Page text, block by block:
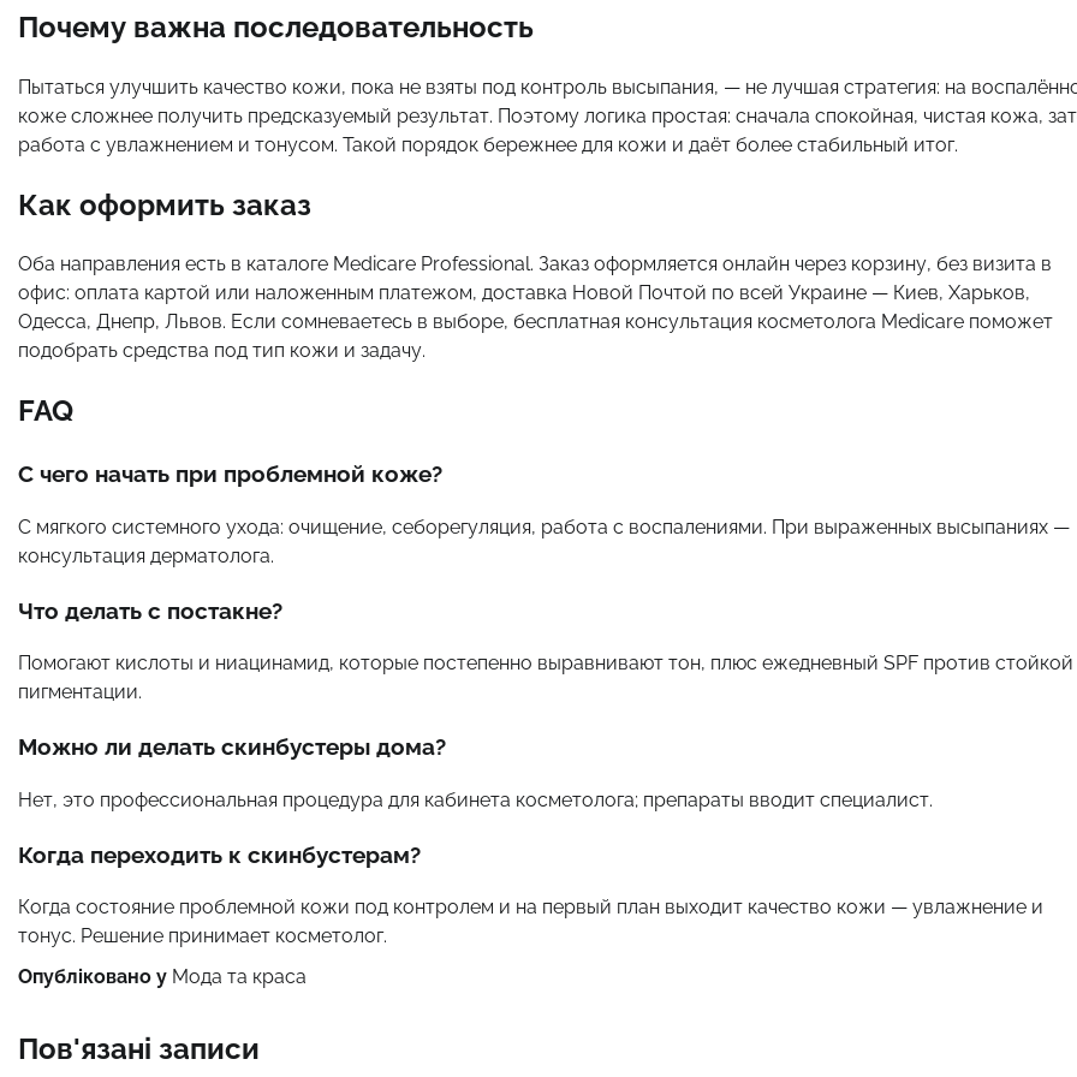
Почему важна последовательность
Пытаться улучшить качество кожи, пока не взяты под контроль высыпания, — не лучшая стратегия: на
коже сложнее получить предсказуемый результат. Поэтому логика простая: сначала спокойная, чистая кожа,
работа с увлажнением и тонусом. Такой порядок бережнее для кожи и даёт более стабильный итог.
Как оформить заказ
Оба направления есть в каталоге Medicare Professional. Заказ оформляется онлайн через корзину, без визита в
офис: оплата картой или наложенным платежом, доставка Новой Почтой по всей Украине — Киев, Харьков,
Одесса, Днепр, Львов. Если сомневаетесь в выборе, бесплатная консультация косметолога Medicare поможет
подобрать средства под тип кожи и задачу.
FAQ
С чего начать при проблемной коже?
С мягкого системного ухода: очищение, себорегуляция, работа с воспалениями. При выраженных высыпаниях —
консультация дерматолога.
Что делать с постакне?
Помогают кислоты и ниацинамид, которые постепенно выравнивают тон, плюс ежедневный SPF против стойкой
пигментации.
Можно ли делать скинбустеры дома?
Нет, это профессиональная процедура для кабинета косметолога; препараты вводит специалист.
Когда переходить к скинбустерам?
Когда состояние проблемной кожи под контролем и на первый план выходит качество кожи — увлажнение и
тонус. Решение принимает косметолог.
Опубліковано у Мода та краса
Пов'язані записи